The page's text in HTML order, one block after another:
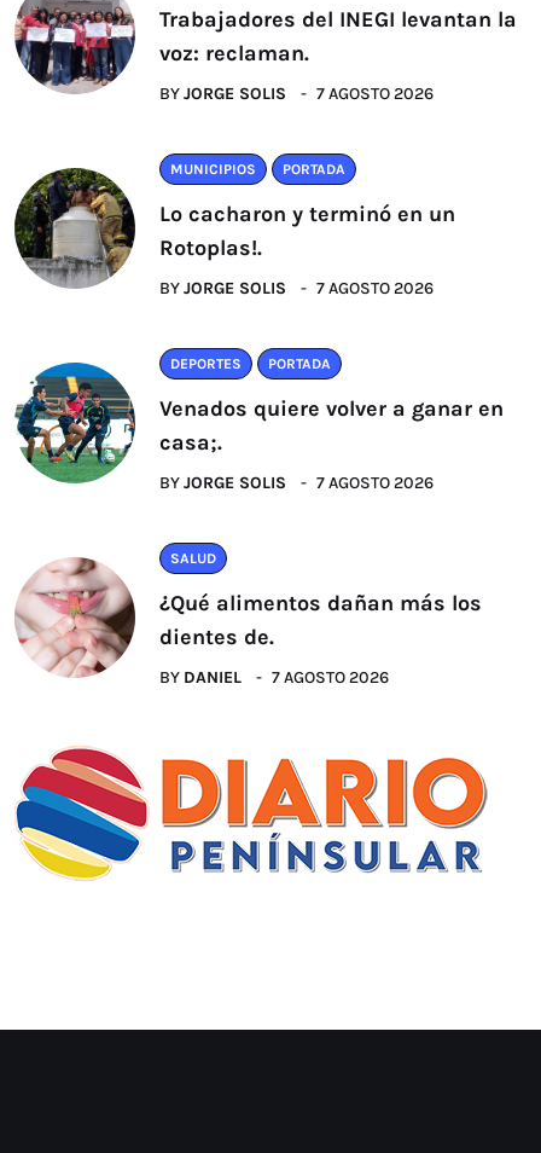
Trabajadores del INEGI levantan la
voz: reclaman.
BYJORGE SOLIS 7 AGOSTO 2026
MUNICIPIOS PORTADA
Lo cacharon y terminó en un
Rotoplas!.
BYJORGE SOLIS 7 AGOSTO 2026
DEPORTES PORTADA
Venados quiere volver a ganar en
casa;.
BYJORGE SOLIS 7 AGOSTO 2026
SALUD
¿Qué alimentos dañan más los
dientes de.
BY DANIEL 7 AGOSTO 2026